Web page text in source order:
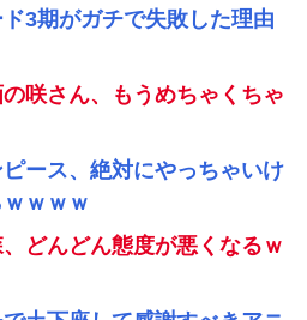
ド3期がガチで失敗した理由
の咲さん、もうめちゃくちゃ
ピース、絶対にやっちゃいけ
ｗｗｗ
、どんどん態度が悪くなるｗ